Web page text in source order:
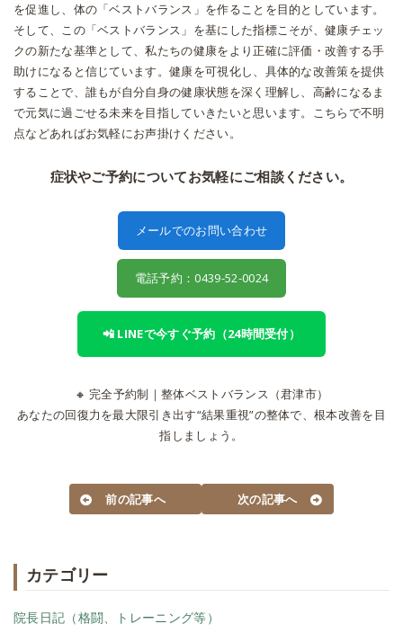
を促進し、体の「ベストバランス」を作ることを目的としています。
そして、この「ベストバランス」を基にした指標こそが、健康チェッ
クの新たな基準として、私たちの健康をより正確に評価・改善する手
助けになると信じています。健康を可視化し、具体的な改善策を提供
することで、誰もが自分自身の健康状態を深く理解し、高齢になるま
で元気に過ごせる未来を目指していきたいと思います。 こちらで不明
点などあればお気軽にお声掛けください。
症状やご予約についてお気軽にご相談ください。
メールでのお問い合わせ
電話予約：0439-52-0024
📲 LINEで今すぐ予約（24時間受付）
🔸 完全予約制｜整体ベストバランス（君津市）
あなたの回復力を最大限引き出す“結果重視”の整体で、根本改善を目
指しましょう。
前の記事へ 次の記事へ
カテゴリー
院長日記（格闘、トレーニング等）